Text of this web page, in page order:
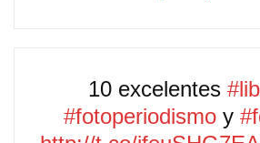
10 excelentes
#fotoperiodismo y